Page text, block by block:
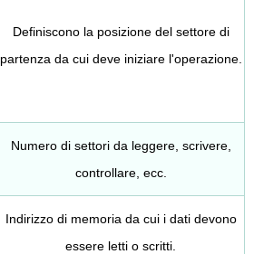
Definiscono la posizione del settore di
partenza da cui deve iniziare l'operazione.
Numero di settori da leggere, scrivere,
controllare, ecc.
Indirizzo di memoria da cui i dati devono
essere letti o scritti.